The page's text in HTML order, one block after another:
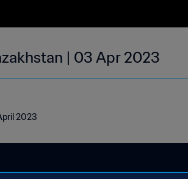
| 03 Apr 2023
2023